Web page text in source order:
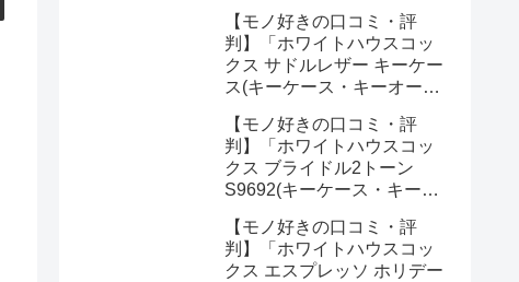
ってみた正直感想
【モノ好きの口コミ・評
判】「ホワイトハウスコッ
クス サドルレザー キーケー
ス(キーケース・キーオーガ
みた正直感想
【モノ好きの口コミ・評
判】「ホワイトハウスコッ
クス ブライドル2トーン
S9692(キーケース・キーオ
ってみた正直感想
【モノ好きの口コミ・評
判】「ホワイトハウスコッ
クス エスプレッソ ホリデー